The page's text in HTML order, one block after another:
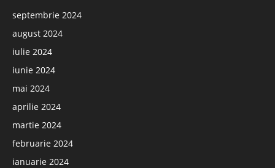
septembrie 2024
august 2024
iulie 2024
iunie 2024
mai 2024
aprilie 2024
martie 2024
februarie 2024
ianuarie 2024